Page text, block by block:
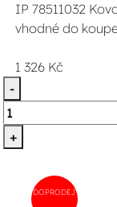
IP 78511032
vhodné do
1 326 Kč
-
+
DOPRODEJ